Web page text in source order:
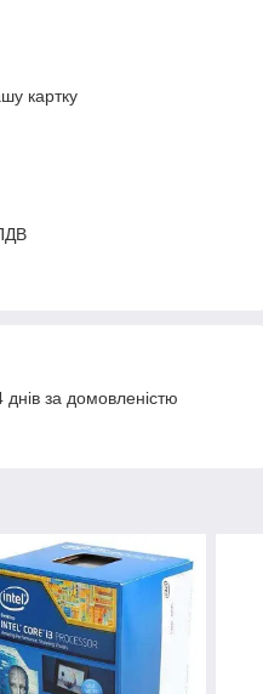
картку
за домовленістю